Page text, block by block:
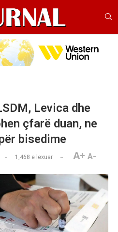
Levica dhe
çfarë duan, ne
bisedime
1,468 e lexuar A+ A-